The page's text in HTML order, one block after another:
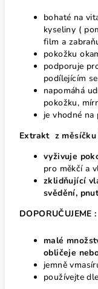
bohaté na
kyseliny (
film a
pokožku
podporuje
podílejícím
napomáhá
pokožku,
je vhodné
Extrakt z
vyživuje
pro měkčí a
zklidňující
svědění,
DOPORUČUJEME :
malé
obličeje
jemně
používejte